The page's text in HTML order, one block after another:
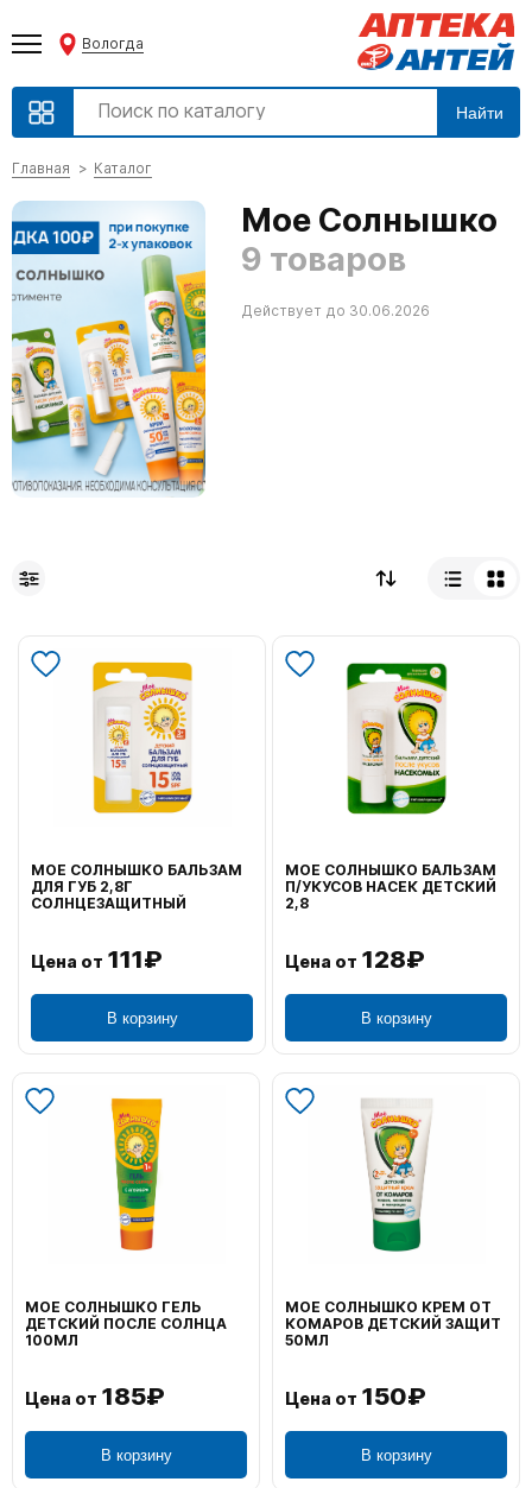
Вологда
Найти
Главная Каталог
Мое Солнышко
9 товаров
Действует до 30.06.2026
МОЕ СОЛНЫШКО БАЛЬЗАМ
ДЛЯ ГУБ 2,8Г
СОЛНЦЕЗАЩИТНЫЙ
Цена от 111₽
В корзину
МОЕ СОЛНЫШКО БАЛЬЗАМ
П/УКУСОВ НАСЕК ДЕТСКИЙ
2,8
Цена от 128₽
В корзину
МОЕ СОЛНЫШКО ГЕЛЬ
ДЕТСКИЙ ПОСЛЕ СОЛНЦА
100МЛ
Цена от 185₽
В корзину
МОЕ СОЛНЫШКО КРЕМ ОТ
КОМАРОВ ДЕТСКИЙ ЗАЩИТ
50МЛ
Цена от 150₽
В корзину